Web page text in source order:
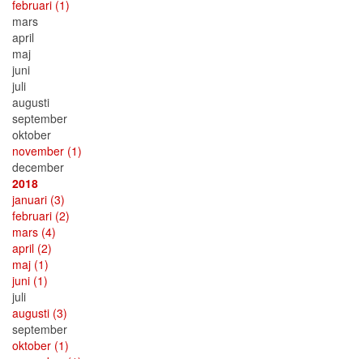
februari (1)
mars
april
maj
juni
juli
augusti
september
oktober
november (1)
december
2018
januari (3)
februari (2)
mars (4)
april (2)
maj (1)
juni (1)
juli
augusti (3)
september
oktober (1)